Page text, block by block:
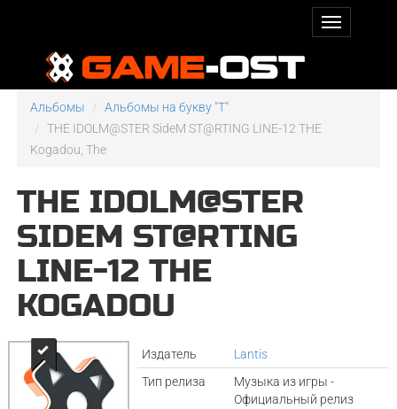
Альбомы
Альбомы на букву "T"
THE IDOLM@STER SideM ST@RTING LINE-12 THE
Kogadou, The
THE IDOLM@STER
SIDEM ST@RTING
LINE-12 THE
KOGADOU
Издатель
Lantis
Тип релиза
Музыка из игры -
Официальный релиз